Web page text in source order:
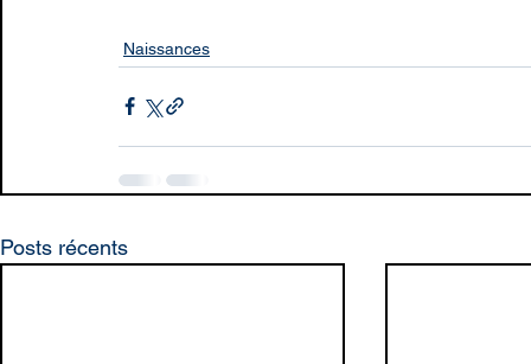
Naissances
Posts récents